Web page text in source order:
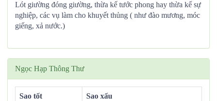
Lót giường đóng giường, thừa kế tước phong hay thừa kế sự
nghiệp, các vụ làm cho khuyết thủng ( như đào mương, móc
giếng, xả nước.)
Ngọc Hạp Thông Thư
Sao tốt Sao xấu